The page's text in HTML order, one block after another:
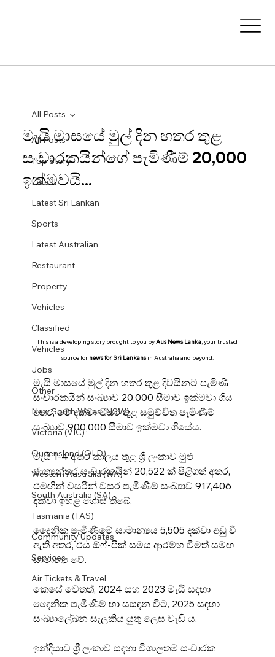
All Posts
Top Story
Latest
Latest Sri Lankan
Sports
Latest Australian
Restaurant
Property
Vehicles
Classified
Vehicles
Jobs
Other
New South Wales (NSW)
Victoria (VIC)
Queensland (QLD)
Western Australia (WA)
South Australia (SA)
Tasmania (TAS)
Community Updates
Services
Air Tickets & Travel
All Posts
මැයි මාසයේ මුල් දින හතර තුළ
සංචාරකයින්ගේ පැමිණීම් 20,000
ඉක්මව‍යි...
This is a developing story brought to you by Aus News Lanka, your trusted
source for news for Sri Lankans in Australia and beyond.
මැයි මාසයේ මුල් දින හතර තුළ දිවයිනට පැමිණි
සංචාරකයින් සංඛ්‍යාව 20,000 සීමාව ඉක්මවා ගිය
අතර, මේ දක්වා වසර තුළ සමුච්චිත පැමිණීම්
සංඛ්‍යාව 900,000 සීමාව ඉක්මවා ගියේය.
මැයි 1-4 අතර කාලය තුළ ශ්‍රී ලංකාව මුළු
ජාත්‍යන්තර සංචාරකයින් 20,522 ක් පිළිගත් අතර,
එමඟින් වසරින් වසර පැමිණීම් සංඛ්‍යාව 917,406
දක්වා ඉහළ ගොස් තිබේ.
දෛනික පැමිණීමේ සාමාන්‍යය 5,505 දක්වා අඩු වී
ඇති අතර, එය ඕෆ්-පීක් සමය ආරම්භ වීමත් සමඟ
සාමාන්‍ය වේ.
කෙසේ වෙතත්, 2024 සහ 2023 මැයි සඳහා
දෛනික පැමිණීම් හා සසඳන විට, 2025 සඳහා
සංඛ්‍යාලේඛන සැලකිය යුතු ලෙස වැඩි ය.
ඉන්දියාව ශ්‍රී ලංකාව සඳහා විශාලතම සංචාරක